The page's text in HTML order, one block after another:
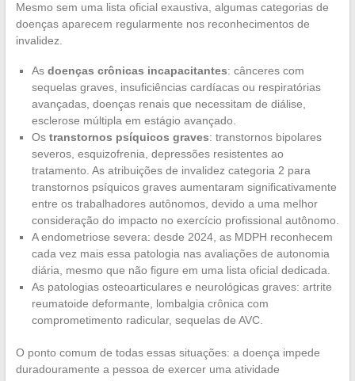
Mesmo sem uma lista oficial exaustiva, algumas categorias de
doenças aparecem regularmente nos reconhecimentos de
invalidez.
As doenças crônicas incapacitantes: cânceres com
sequelas graves, insuficiências cardíacas ou respiratórias
avançadas, doenças renais que necessitam de diálise,
esclerose múltipla em estágio avançado.
Os transtornos psíquicos graves: transtornos bipolares
severos, esquizofrenia, depressões resistentes ao
tratamento. As atribuições de invalidez categoria 2 para
transtornos psíquicos graves aumentaram significativamente
entre os trabalhadores autônomos, devido a uma melhor
consideração do impacto no exercício profissional autônomo.
A endometriose severa: desde 2024, as MDPH reconhecem
cada vez mais essa patologia nas avaliações de autonomia
diária, mesmo que não figure em uma lista oficial dedicada.
As patologias osteoarticulares e neurológicas graves: artrite
reumatoide deformante, lombalgia crônica com
comprometimento radicular, sequelas de AVC.
O ponto comum de todas essas situações: a doença impede
duradouramente a pessoa de exercer uma atividade